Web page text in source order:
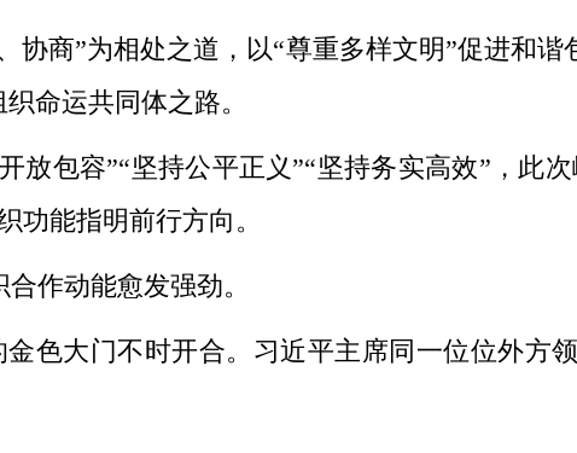
商”为相处之道，以“尊重多样文明”促进和谐
命运共同体之路。
包容”“坚持公平正义”“坚持务实高效”，此
功能指明前行方向。
作动能愈发强劲。
大门不时开合。习近平主席同一位位外方